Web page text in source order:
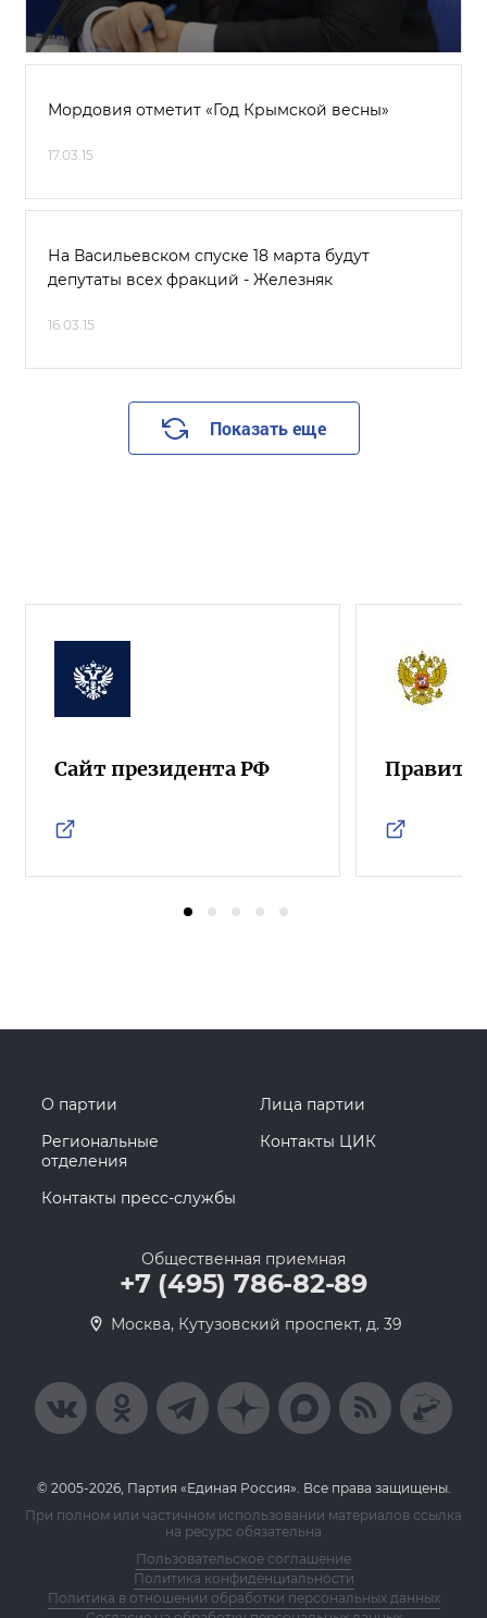
Мордовия отметит «Год Крымской весны»
17.03.15
На Васильевском спуске 18 марта будут
депутаты всех фракций - Железняк
16.03.15
Показать еще
Сайт президента РФ
О партии
Лица партии
Региональные
отделения
Контакты ЦИК
Контакты пресс-службы
Общественная приемная
+7 (495) 786-82-89
Москва, Кутузовский проспект, д. 39
© 2005-2026, Партия «Единая Россия». Все права защищены.
При полном или частичном использовании материалов ссылка
на ресурс обязательна
Пользовательское соглашение
Политика конфиденциальности
Политика в отношении обработки персональных данных